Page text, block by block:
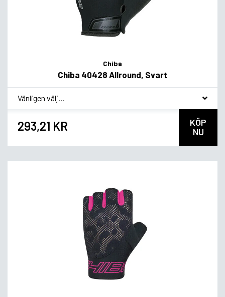
Chiba
Chiba 40428 Allround, Svart
* Smakvariant
293,21 KR
KÖP
NU